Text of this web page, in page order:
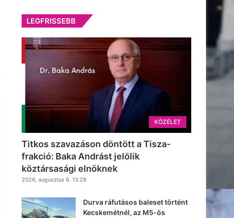
LEGFRISSEBB
KÖZÉLET
Titkos szavazáson döntött a Tisza-
frakció: Baka Andrást jelölik
köztársasági elnöknek
2026, augusztus 8. 13:28
Durva ráfutásos baleset történt
Kecskemétnél, az M5-ös